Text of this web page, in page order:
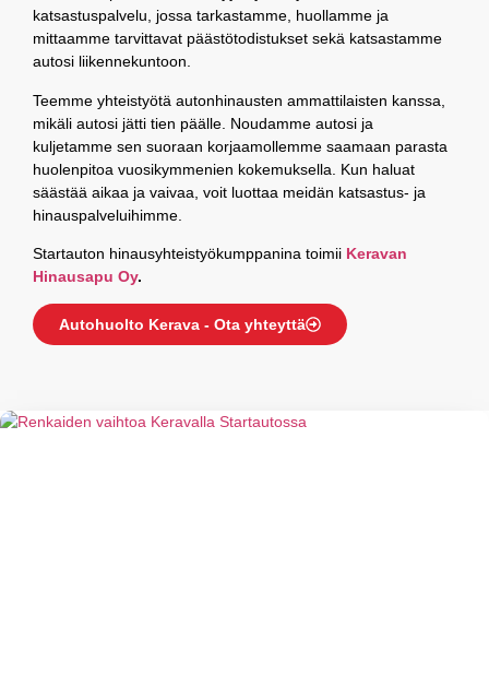
katsastuspalvelu, jossa tarkastamme, huollamme ja
mittaamme tarvittavat päästötodistukset sekä katsastamme
autosi liikennekuntoon.
Teemme yhteistyötä autonhinausten ammattilaisten kanssa,
mikäli autosi jätti tien päälle. Noudamme autosi ja
kuljetamme sen suoraan korjaamollemme saamaan parasta
huolenpitoa vuosikymmenien kokemuksella. Kun haluat
säästää aikaa ja vaivaa, voit luottaa meidän katsastus- ja
hinauspalveluihimme.
Startauton hinausyhteistyökumppanina toimii Keravan
Hinausapu Oy.
Autohuolto Kerava - Ota yhteyttä